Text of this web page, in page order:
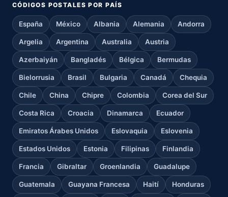
CÓDIGOS POSTALES POR PAÍS
España México Albania Alemania Andorra
Argelia Argentina Australia Austria
Azerbaiyán Bangladés Bélgica Bermudas
Bielorrusia Brasil Bulgaria Canadá Chequia
Chile China Chipre Colombia Corea del Sur
Costa Rica Croacia Dinamarca Ecuador
Emiratos Árabes Unidos Eslovaquia Eslovenia
Estados Unidos Estonia Filipinas Finlandia
Francia Gibraltar Groenlandia Guadalupe
Guatemala Guayana Francesa Haití Honduras